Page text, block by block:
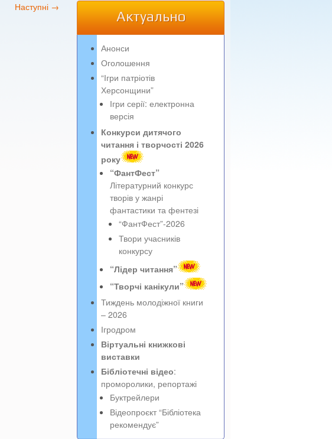
Наступні →
Актуально
Анонси
Оголошення
“Ігри патріотів
Херсонщини”
Ігри серії: електронна
версія
Конкурси дитячого
читання і творчості 2026
року
“ФантФест”
Літературний конкурс
творів у жанрі
фантастики та фентезі
“ФантФест”-2026
Твори учасників
конкурсу
“Лідер читання”
“Творчі канікули”
Тиждень молодіжної книги
– 2026
Ігродром
Віртуальні книжкові
виставки
Бібліотечні відео:
проморолики, репортажі
Буктрейлери
Відеопроєкт “Бібліотека
рекомендує”